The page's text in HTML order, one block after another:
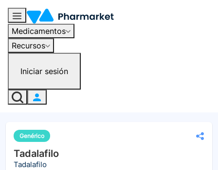
Medicamentos
Recursos
Iniciar sesión
Genérico
Tadalafilo
Tadalafilo